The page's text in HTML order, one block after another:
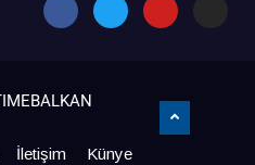
İletişim Künye